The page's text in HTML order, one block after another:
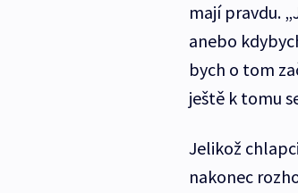
mají pravdu.
anebo
bych o tom
ještě k tomu
Jelikož
nakonec